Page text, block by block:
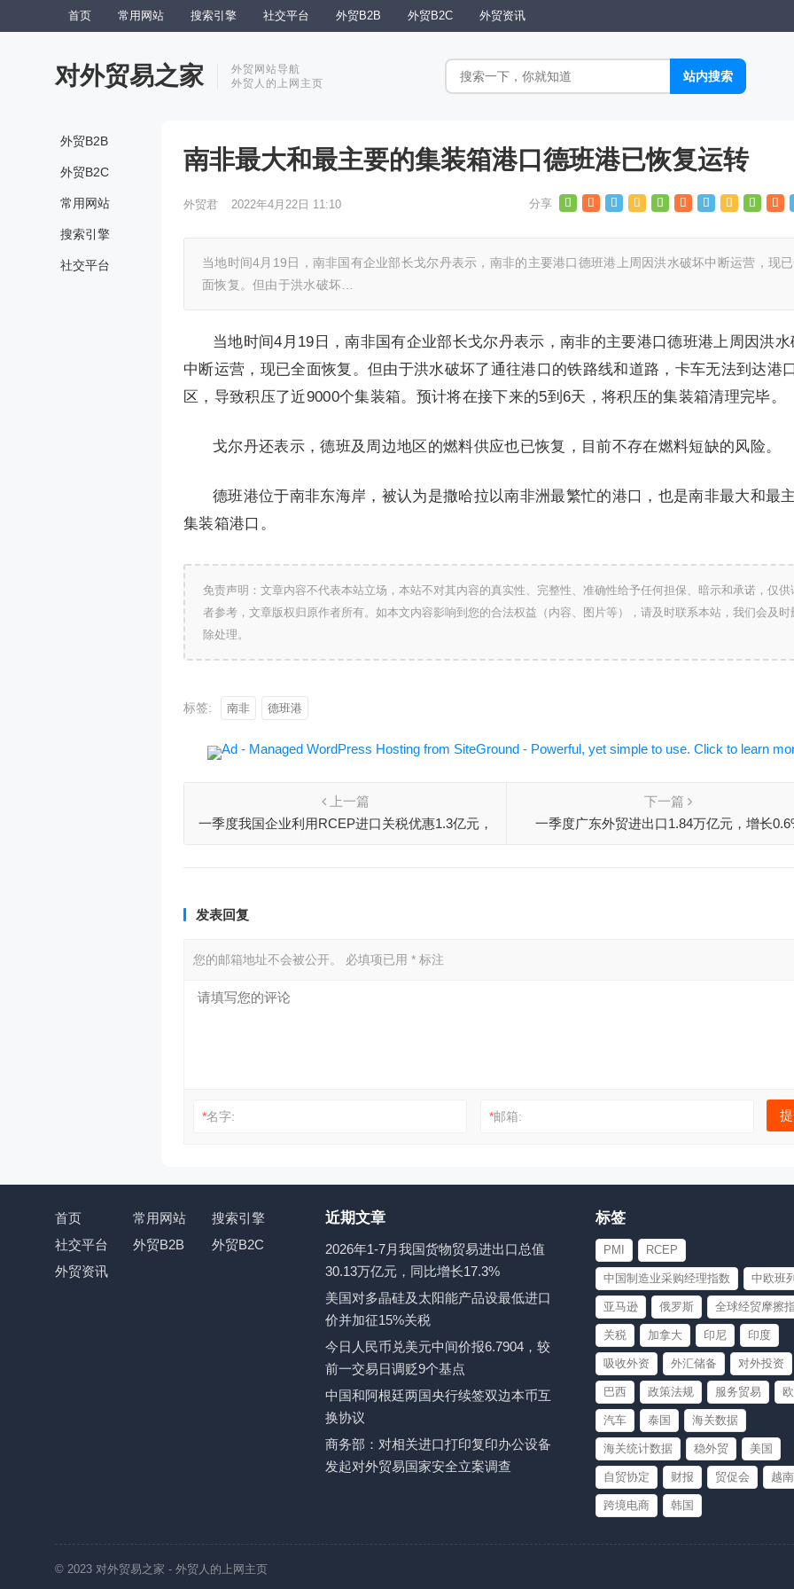
首页 常用网站 搜索引擎 社交平台 外贸B2B 外贸B2C 外贸资讯
对外贸易之家
外贸网站导航
外贸人的上网主页
外贸B2B
外贸B2C
常用网站
搜索引擎
社交平台
南非最大和最主要的集装箱港口德班港已恢复运转
外贸君 2022年4月22日 11:10
当地时间4月19日，南非国有企业部长戈尔丹表示，南非的主要港口德班港上周因洪水破坏中断运营，现
面恢复。但由于洪水破坏…
当地时间4月19日，南非国有企业部长戈尔丹表示，南非的主要港口德班港上周因洪水
中断运营，现已全面恢复。但由于洪水破坏了通往港口的铁路线和道路，卡车无法到达港
区，导致积压了近9000个集装箱。预计将在接下来的5到6天，将积压的集装箱清理完毕。
戈尔丹还表示，德班及周边地区的燃料供应也已恢复，目前不存在燃料短缺的风险。
德班港位于南非东海岸，被认为是撒哈拉以南非洲最繁忙的港口，也是南非最大和最
集装箱港口。
免责声明：文章内容不代表本站立场，本站不对其内容的真实性、完整性、准确性给予任何担保、暗示和承诺，仅供
者参考，文章版权归原作者所有。如本文内容影响到您的合法权益（内容、图片等），请及时联系本站，我们会及时
除处理。
标签: 南非 德班港
上一篇
一季度我国企业利用RCEP进口关税优惠1.3亿元，
下一篇
一季度广东外贸进出口1.84万亿元，增长
发表回复
您的邮箱地址不会被公开。 必填项已用 * 标注
*名字: *邮箱:
首页 常用网站
搜索引擎
社交平台
外贸B2B
外贸B2C
外贸资讯
近期文章
2026年1-7月我国货物贸易进出口总值
30.13万亿元，同比增长17.3%
美国对多晶硅及太阳能产品设最低进口
价并加征15%关税
今日人民币兑美元中间价报6.7904，较
前一交易日调贬9个基点
中国和阿根廷两国央行续签双边本币互
换协议
商务部：对相关进口打印复印办公设备
发起对外贸易国家安全立案调查
标签
PMI RCEP
中国制造业采购经理指数 中欧班
亚马逊 俄罗斯 全球经贸摩擦
关税 加拿大 印尼 印度
吸收外资 外汇储备 对外投资
巴西 政策法规 服务贸易
汽车 泰国 海关数据
海关统计数据 稳外贸 美国
自贸协定 财报 贸促会 越南
跨境电商 韩国
© 2023 对外贸易之家 - 外贸人的上网主页